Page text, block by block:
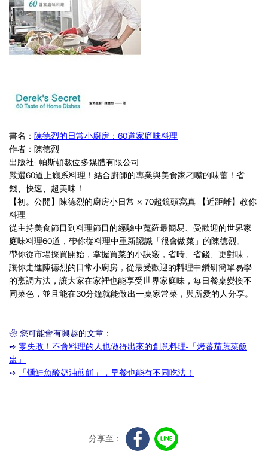
書名： 陳德烈的日常小廚房：60道家庭味料理
作者：陳德烈
出版社- 帕斯頓數位多媒體有限公司
嚴選60道上癮系料理！結合廚師的專業與美食家刁嘴的味蕾！省
錢、快速、超美味！
【初。公開】陳德烈的廚房小日常 × 70超鏡頭寫真 【近距離】教你
料理
從主持美食節目到料理節目的經驗中蒐羅最簡易、受歡迎的世界家
庭味料理60道， 帶你從料理中重新認識「很會做菜」的陳德烈。
帶你從市場採買開始，掌握買菜的小訣竅，省時、省錢、更對味，
讓你走進陳德烈的日常小廚房，從最受歡迎的料理中鑽研簡單易學
的烹調方法，讓大家在家裡也能享受世界家庭味，每日餐桌變換不
同菜色，並且能在30分鐘就能做出一桌家常菜，與所愛的人分享。
❀ 您可能會有興趣的文章：
➺ 零失敗！不會料理的人也做得出來的創意料理-「烤蕃茄蔬菜飯
盅」
➺
「燻鮭魚酸奶油煎餅」，早餐也能有不同吃法！
分享至：